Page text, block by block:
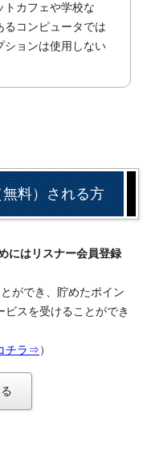
トカフェや学校な
るコンピュータでは
ションは使用しない
料）される方
にはリスナー会員登録
ができ、貯めたポイン
ビスを受けることができ
チラ⇒）